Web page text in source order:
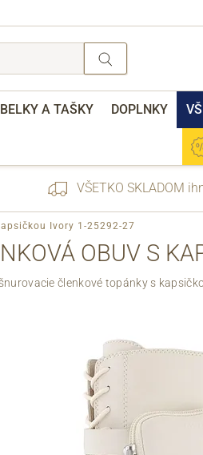
A TAŠKY DOPLNKY
VŠETKO SKLADOM
Ivory 1-25292-27
OBUV S
členkové topánky s